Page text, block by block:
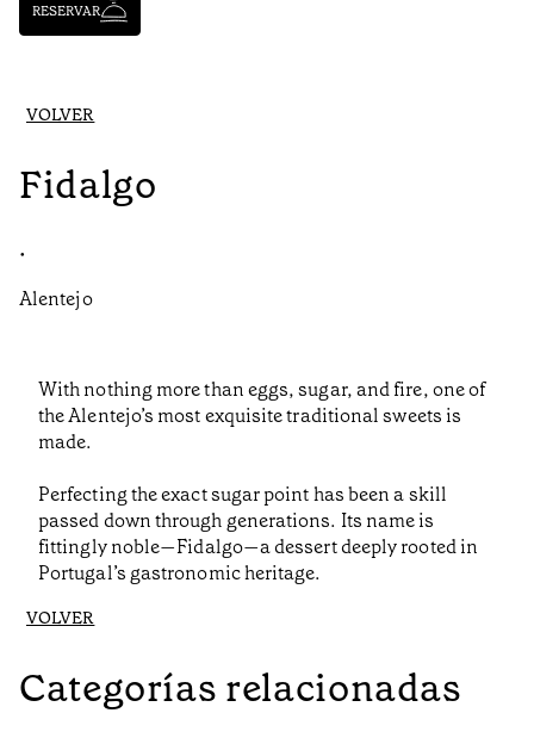
RESERVAR
VOLVER
Fidalgo
•
Alentejo
With nothing more than eggs, sugar, and fire, one of
the Alentejo’s most exquisite traditional sweets is
made.
Perfecting the exact sugar point has been a skill
passed down through generations. Its name is
fittingly noble—Fidalgo—a dessert deeply rooted in
Portugal’s gastronomic heritage.
VOLVER
Categorías relacionadas